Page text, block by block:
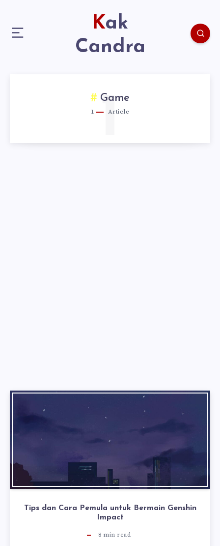
Kak
Candra
Game
1 Article
1
Tips dan Cara Pemula untuk Bermain Genshin
Impact
8 min read